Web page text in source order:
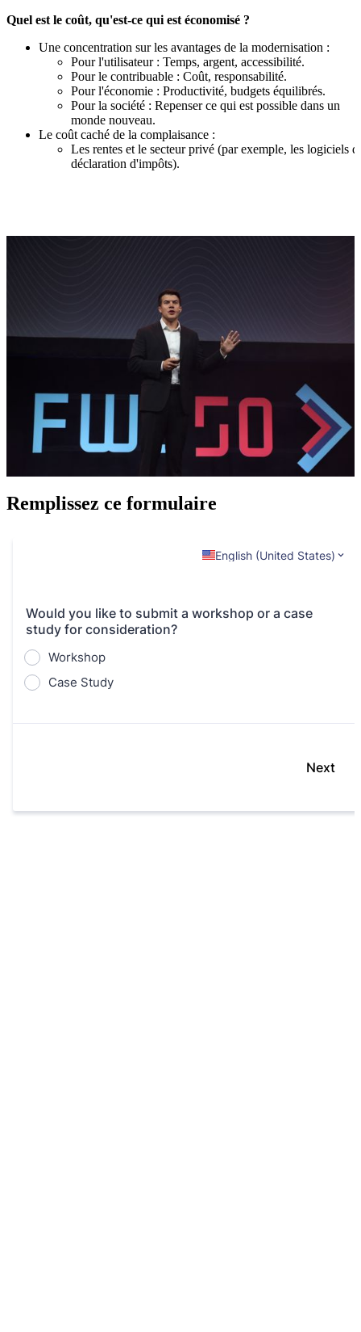
Quel est le coût, qu'est-ce qui est économisé ?
Une concentration sur les avantages de la modernisation :
Pour l'utilisateur : Temps, argent, accessibilité.
Pour le contribuable : Coût, responsabilité.
Pour l'économie : Productivité, budgets équilibrés.
Pour la société : Repenser ce qui est possible dans un
monde nouveau.
Le coût caché de la complaisance :
Les rentes et le secteur privé (par exemple, les logiciels
déclaration d'impôts).
Remplissez ce formulaire